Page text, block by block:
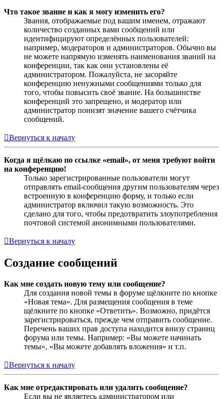
Что такое звание и как я могу изменить его?
Звания, отображаемые под вашим именем, отражают
количество созданных вами сообщений или
идентифицируют определённых пользователей:
например, модераторов и администраторов. Обычно вы
не можете напрямую изменять наименования званий на
конференции, так как они установлены её
администратором. Пожалуйста, не засоряйте
конференцию ненужными сообщениями только для
того, чтобы повысить своё звание. На большинстве
конференций это запрещено, и модератор или
администратор понизят значение вашего счётчика
сообщений.
Вернуться к началу
Когда я щёлкаю по ссылке «email», от меня требуют войти
на конференцию!
Только зарегистрированные пользователи могут
отправлять email-сообщения другим пользователям через
встроенную в конференцию форму, и только если
администратор включил такую возможность. Это
сделано для того, чтобы предотвратить злоупотребления
почтовой системой анонимными пользователями.
Вернуться к началу
Создание сообщений
Как мне создать новую тему или сообщение?
Для создания новой темы в форуме щёлкните по кнопке
«Новая тема». Для размещения сообщения в теме
щёлкните по кнопке «Ответить». Возможно, придётся
зарегистрироваться, прежде чем отправить сообщение.
Перечень ваших прав доступа находится внизу страниц
форума или темы. Например: «Вы можете начинать
темы», «Вы можете добавлять вложения» и т.п.
Вернуться к началу
Как мне отредактировать или удалить сообщение?
Если вы не являетесь администратором или